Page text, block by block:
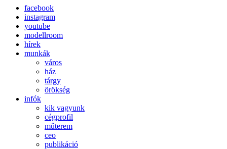
facebook
instagram
youtube
modellroom
hírek
munkák
város
ház
tárgy
örökség
infók
kik vagyunk
cégprofil
műterem
ceo
publikáció